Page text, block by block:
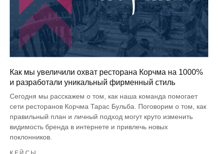
Как мы увеличили охват ресторана Корчма на 1000%
и разработали уникальный фирменный стиль
Сегодня мы расскажем о том, как наша команда помогает
сети ресторанов Корчма Тарас Бульба. Поговорим о том, как
правильный план и личный подход могут круто изменить
видимость бренда в интернете и привлечь новых
поклонников.